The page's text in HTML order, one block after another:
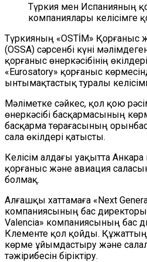
Түркия мен Испанияның
компаниялары келісімге
Түркияның «OSTİM» Қорғаныс
(OSSA) сәрсенбі күні
қорғаныс өнеркәсібінің
«Eurosatory» қорғаныс
ынтымақтастық туралы
Мәліметке сәйкес, қол қою
өнеркәсібі басқармасының
басқарма төрағасының
сала өкілдері қатысты.
Келісім алдағы уақытта
қорғаныс және авиация
болмақ.
Алғашқы хаттамаға «Next
компаниясының бас
Valencia» компаниясының бас
Клементе қол қойды. Құжаттың
көрме ұйымдастыру және
тәжірибесін біріктіру.